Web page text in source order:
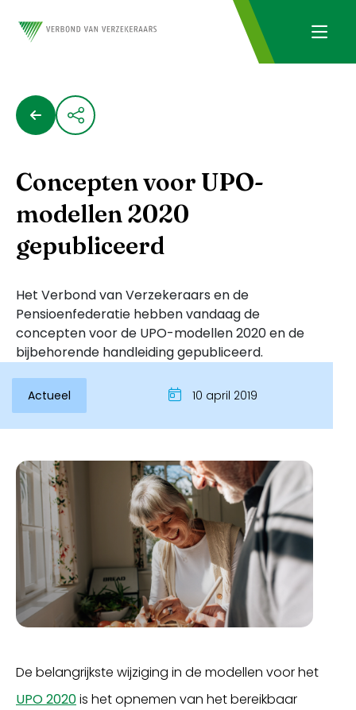
Inloggen
Concepten voor UPO-
modellen 2020
gepubliceerd
Het Verbond van Verzekeraars en de
Pensioenfederatie hebben vandaag de
concepten voor de UPO-modellen 2020 en de
bijbehorende handleiding gepubliceerd.
Actueel 10 april 2019
De belangrijkste wijziging in de modellen voor het
UPO 2020is het opnemen van het bereikbaar